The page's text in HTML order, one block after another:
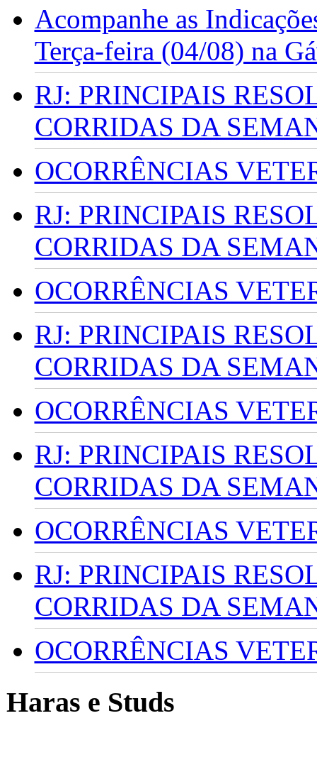
Acompanhe as
Terça-feira (04/08) na
RJ: PRINCIPAIS
CORRIDAS DA
OCORRÊNCIAS
RJ: PRINCIPAIS
CORRIDAS DA
OCORRÊNCIAS
RJ: PRINCIPAIS
CORRIDAS DA
OCORRÊNCIAS
RJ: PRINCIPAIS
CORRIDAS DA
OCORRÊNCIAS
RJ: PRINCIPAIS
CORRIDAS DA
OCORRÊNCIAS
Haras e Studs